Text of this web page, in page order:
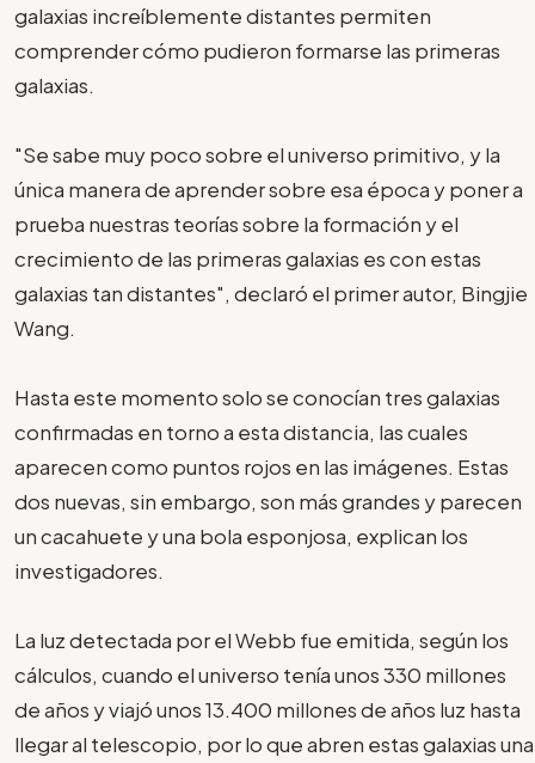
galaxias increíblemente distantes permiten
comprender cómo pudieron formarse las primeras
galaxias.
"Se sabe muy poco sobre el universo primitivo, y la
única manera de aprender sobre esa época y poner a
prueba nuestras teorías sobre la formación y el
crecimiento de las primeras galaxias es con estas
galaxias tan distantes", declaró el primer autor, Bingjie
Wang.
Hasta este momento solo se conocían tres galaxias
confirmadas en torno a esta distancia, las cuales
aparecen como puntos rojos en las imágenes. Estas
dos nuevas, sin embargo, son más grandes y parecen
un cacahuete y una bola esponjosa, explican los
investigadores.
La luz detectada por el Webb fue emitida, según los
cálculos, cuando el universo tenía unos 330 millones
de años y viajó unos 13.400 millones de años luz hasta
llegar al telescopio, por lo que abren estas galaxias una